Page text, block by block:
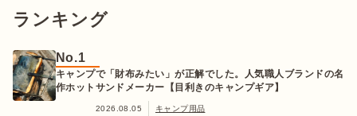
ランキング
No.1
キャンプで「財布みたい」が正解でした。人気職人ブランドの名
作ホットサンドメーカー【目利きのキャンプギア】
2026.08.05
キャンプ用品